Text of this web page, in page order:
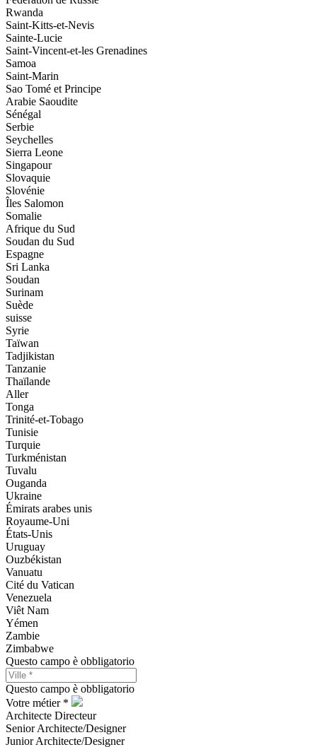
Rwanda
Saint-Kitts-et-Nevis
Sainte-Lucie
Saint-Vincent-et-les Grenadines
Samoa
Saint-Marin
Sao Tomé et Principe
Arabie Saoudite
Sénégal
Serbie
Seychelles
Sierra Leone
Singapour
Slovaquie
Slovénie
Îles Salomon
Somalie
Afrique du Sud
Soudan du Sud
Espagne
Sri Lanka
Soudan
Surinam
Suède
suisse
Syrie
Taïwan
Tadjikistan
Tanzanie
Thaïlande
Aller
Tonga
Trinité-et-Tobago
Tunisie
Turquie
Turkménistan
Tuvalu
Ouganda
Ukraine
Émirats arabes unis
Royaume-Uni
États-Unis
Uruguay
Ouzbékistan
Vanuatu
Cité du Vatican
Venezuela
Viêt Nam
Yémen
Zambie
Zimbabwe
Questo campo è obbligatorio
Questo campo è obbligatorio
Votre métier *
Architecte Directeur
Senior Architecte/Designer
Junior Architecte/Designer